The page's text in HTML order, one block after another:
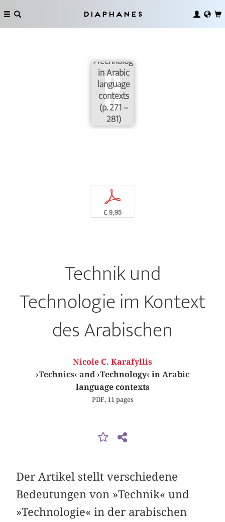
Diaphanes
›Technology‹
in Arabic
language
contexts
(p. 271 –
281)
p
€ 9,95
Technik und
Technologie im Kontext
des Arabischen
Nicole C. Karafyllis
›Technics‹ and ›Technology‹ in Arabic
language contexts
PDF, 11 pages
Der Artikel stellt verschiedene
Bedeutungen von »Technik« und
»Technologie« in der arabischen